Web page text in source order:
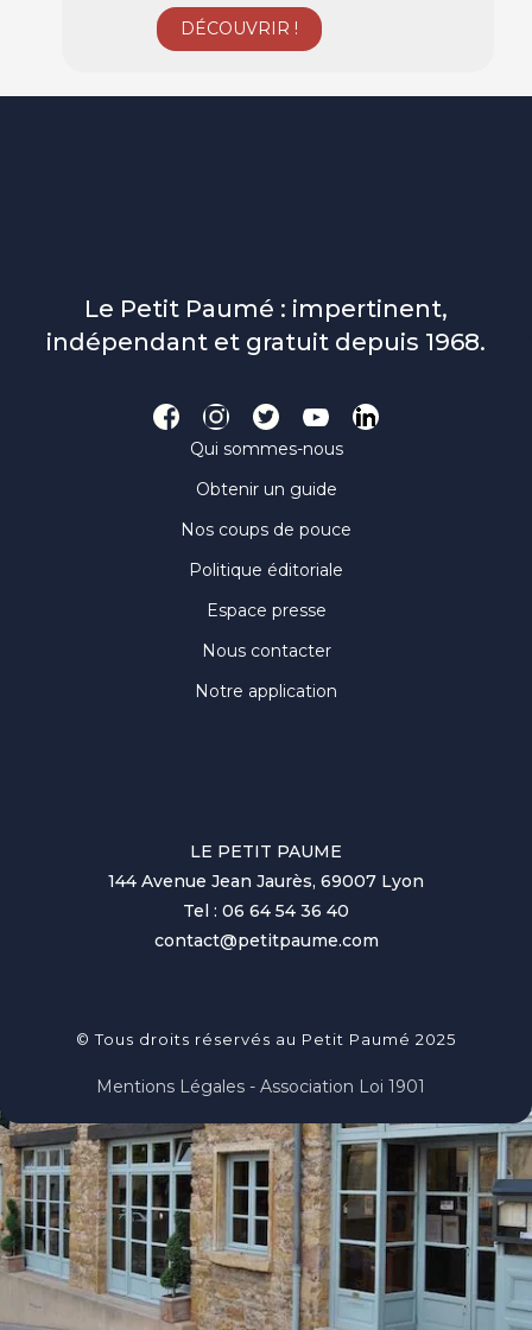
Le Petit Paumé : impertinent,
indépendant et gratuit depuis 1968.
Qui sommes-nous
Obtenir un guide
Nos coups de pouce
Politique éditoriale
Espace presse
Nous contacter
Notre application
LE PETIT PAUME
144 Avenue Jean Jaurès, 69007 Lyon
Tel : 06 64 54 36 40
contact@petitpaume.com
© Tous droits réservés au Petit Paumé 2025
Mentions Légales - Association Loi 1901